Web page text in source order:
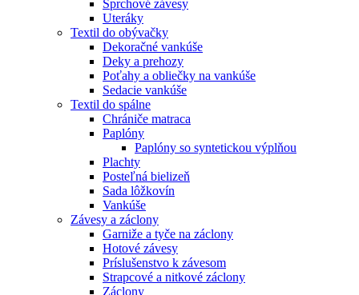
Sprchové závesy
Uteráky
Textil do obývačky
Dekoračné vankúše
Deky a prehozy
Poťahy a obliečky na vankúše
Sedacie vankúše
Textil do spálne
Chrániče matraca
Paplóny
Paplóny so syntetickou výplňou
Plachty
Posteľná bielizeň
Sada lôžkovín
Vankúše
Závesy a záclony
Garniže a tyče na záclony
Hotové závesy
Príslušenstvo k závesom
Strapcové a nitkové záclony
Záclony